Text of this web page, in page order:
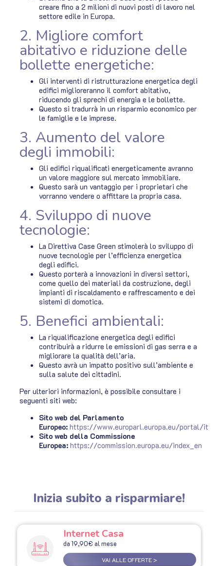
creare fino a 2 milioni di nuovi posti di lavoro nel
settore edile in Europa.
2. Migliore comfort
abitativo e riduzione delle
bollette energetiche:
Gli interventi di ristrutturazione energetica degli
edifici miglioreranno il comfort abitativo,
riducendo gli sprechi di energia e le bollette.
Questo si tradurrà in un risparmio economico per
le famiglie e le imprese.
3. Aumento del valore
degli immobili:
Gli edifici riqualificati energeticamente avranno
un valore maggiore sul mercato immobiliare.
Questo sarà un vantaggio per i proprietari che
vorranno vendere o affittare la propria casa.
4. Sviluppo di nuove
tecnologie:
La Direttiva Case Green stimolerà lo sviluppo di
nuove tecnologie per l’efficienza energetica
degli edifici.
Questo porterà a innovazioni in diversi settori,
come quello dei materiali da costruzione, degli
impianti di riscaldamento e raffrescamento e dei
sistemi di domotica.
5. Benefici ambientali:
La riqualificazione energetica degli edifici
contribuirà a ridurre le emissioni di gas serra e a
migliorare la qualità dell’aria.
Questo avrà un impatto positivo sull’ambiente e
sulla salute dei cittadini.
Per ulteriori informazioni, è possibile consultare i
seguenti siti web:
Sito web del Parlamento
Europeo: https://www.europarl.europa.eu/portal/it
Sito web della Commissione
Europea: https://commission.europa.eu/index_en
Inizia subito a risparmiare!
Internet Casa
da 19,90€ al mese
VAI ALLE OFFERTE >